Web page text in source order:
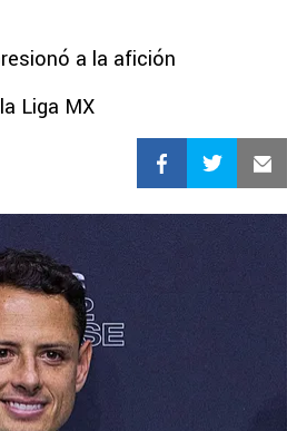
a la afición
Liga MX